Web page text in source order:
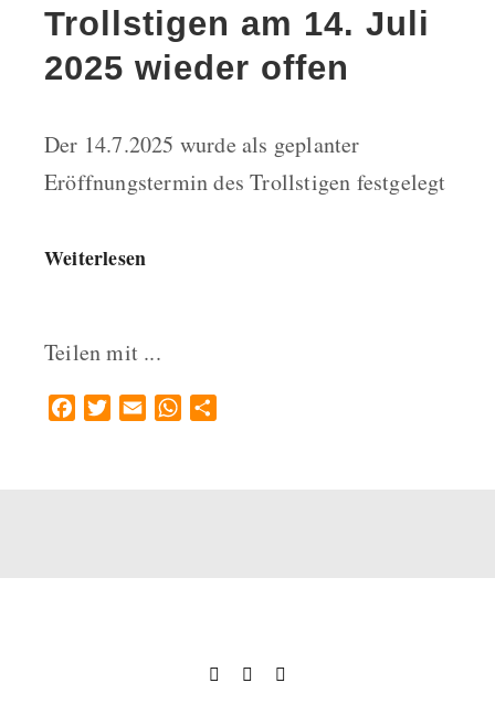
Trollstigen am 14. Juli
2025 wieder offen
Der 14.7.2025 wurde als geplanter
Eröffnungstermin des Trollstigen festgelegt
Weiterlesen
Teilen mit ...
FacebookTwitterEmail WhatsApp